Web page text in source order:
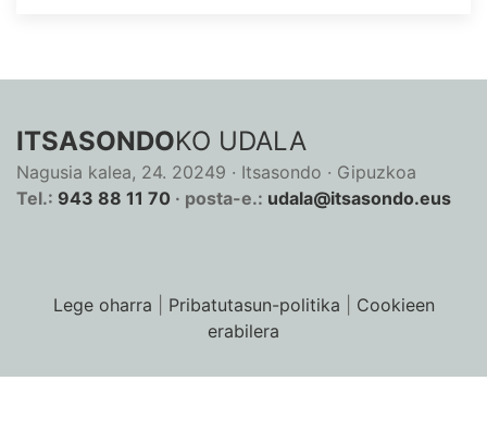
ITSASONDOKO UDALA
Nagusia kalea, 24. 20249 · Itsasondo · Gipuzkoa
Tel.: 943 88 11 70 · posta-e.: udala@itsasondo.eus
Lege oharra Pribatutasun-politika
Cookieen
erabilera